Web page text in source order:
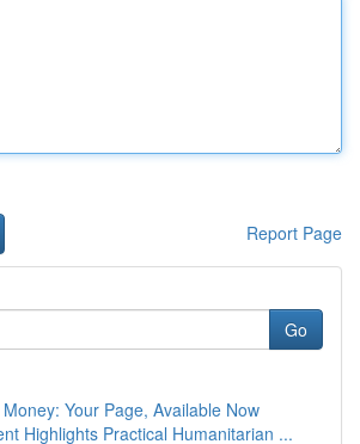
Report Page
Go
Your Page, Available Now
Highlights Practical Humanitarian ...